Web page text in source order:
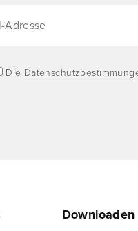
Die
Downloaden